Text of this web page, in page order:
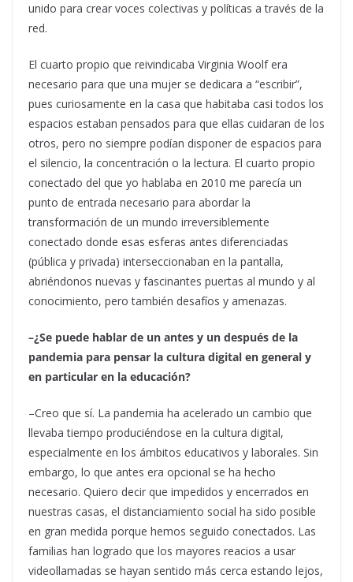
unido para crear voces colectivas y políticas a través de la
red.
El cuarto propio que reivindicaba Virginia Woolf era
necesario para que una mujer se dedicara a “escribir”,
pues curiosamente en la casa que habitaba casi todos los
espacios estaban pensados para que ellas cuidaran de los
otros, pero no siempre podían disponer de espacios para
el silencio, la concentración o la lectura. El cuarto propio
conectado del que yo hablaba en 2010 me parecía un
punto de entrada necesario para abordar la
transformación de un mundo irreversiblemente
conectado donde esas esferas antes diferenciadas
(pública y privada) interseccionaban en la pantalla,
abriéndonos nuevas y fascinantes puertas al mundo y al
conocimiento, pero también desafíos y amenazas.
–¿Se puede hablar de un antes y un después de la
pandemia para pensar la cultura digital en general y
en particular en la educación?
–Creo que sí. La pandemia ha acelerado un cambio que
llevaba tiempo produciéndose en la cultura digital,
especialmente en los ámbitos educativos y laborales. Sin
embargo, lo que antes era opcional se ha hecho
necesario. Quiero decir que impedidos y encerrados en
nuestras casas, el distanciamiento social ha sido posible
en gran medida porque hemos seguido conectados. Las
familias han logrado que los mayores reacios a usar
videollamadas se hayan sentido más cerca estando lejos,